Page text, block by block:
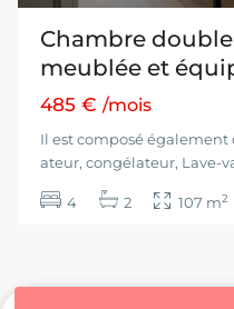
Chambre
meublée et
485 €/mois
Il est composé également
ateur, congélateur, Lave-
4 2 107 m2